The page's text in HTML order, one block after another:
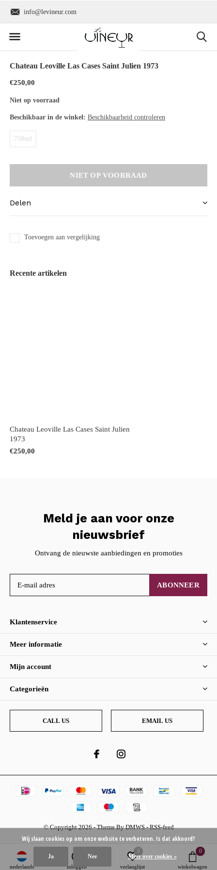
info@levineur.com
Chateau Leoville Las Cases Saint Julien 1973
€250,00
Niet op voorraad
Beschikbaar in de winkel: Beschikbaarheid controleren
750ml
NIET OP VOORRAAD
Delen
Toevoegen aan vergelijking
Recente artikelen
Chateau Leoville Las Cases Saint Julien
1973
€250,00
Meld je aan voor onze
nieuwsbrief
Ontvang de nieuwste aanbiedingen en promoties
ABONNEER
Klantenservice
Meer informatie
Mijn account
Categorieën
CALL US EMAIL US
© Copyright2026- Theme ByDMWS-RSS-feed
nederlands inloggen verlanglijst
0
winkelwagen
0
Wij slaan cookies op om onze website te verbeteren. Is dat akkoord?
Ja Nee Meer over cookies »